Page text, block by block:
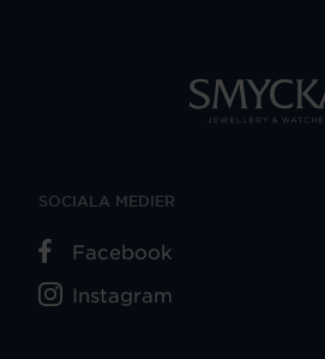
SOCIALA MEDIER
Facebook
Instagram